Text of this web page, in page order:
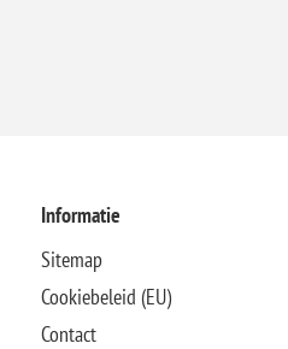
Informatie
Sitemap
Cookiebeleid (EU)
Contact